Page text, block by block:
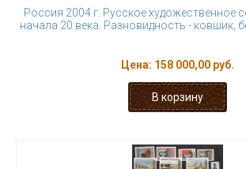
Россия 2004 г. Русское художественное
начала 20 века. Разновидность - ковшик,
Цена: 158 000,00 руб.